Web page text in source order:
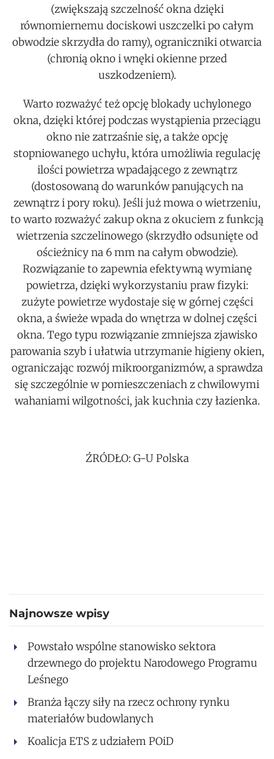
(zwiększają szczelność okna dzięki
równomiernemu dociskowi uszczelki po całym
obwodzie skrzydła do ramy), ograniczniki otwarcia
(chronią okno i wnęki okienne przed
uszkodzeniem).
Warto rozważyć też opcję blokady uchylonego
okna, dzięki której podczas wystąpienia przeciągu
okno nie zatrzaśnie się, a także opcję
stopniowanego uchyłu, która umożliwia regulację
ilości powietrza wpadającego z zewnątrz
(dostosowaną do warunków panujących na
zewnątrz i pory roku). Jeśli już mowa o wietrzeniu,
to warto rozważyć zakup okna z okuciem z funkcją
wietrzenia szczelinowego (skrzydło odsunięte od
ościeżnicy na 6 mm na całym obwodzie).
Rozwiązanie to zapewnia efektywną wymianę
powietrza, dzięki wykorzystaniu praw fizyki:
zużyte powietrze wydostaje się w górnej części
okna, a świeże wpada do wnętrza w dolnej części
okna. Tego typu rozwiązanie zmniejsza zjawisko
parowania szyb i ułatwia utrzymanie higieny okien,
ograniczając rozwój mikroorganizmów, a sprawdza
się szczególnie w pomieszczeniach z chwilowymi
wahaniami wilgotności, jak kuchnia czy łazienka.
ŹRÓDŁO: G-U Polska
Najnowsze wpisy
Powstało wspólne stanowisko sektora
drzewnego do projektu Narodowego Programu
Leśnego
Branża łączy siły na rzecz ochrony rynku
materiałów budowlanych
Koalicja ETS z udziałem POiD